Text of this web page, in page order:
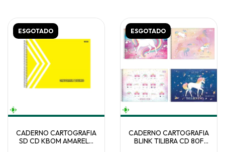
ESGOTADO
CADERNO CARTOGRAFIA
SD CD KBOM AMARELO
ESGOTADO
CADERNO CARTOGRAFIA
BLINK TILIBRA CD 80F